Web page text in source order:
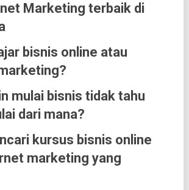
Marketing terbaik di
bisnis online atau
mulai bisnis tidak tahu
dari mana?
kursus bisnis online
marketing yang